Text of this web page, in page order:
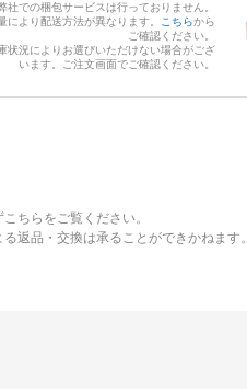
社での梱包サービスは行っておりません。
により配送方法が異なります。
こちらから
ご確認ください。
状況によりお選びいただけない場合がござ
います。ご注文画面でご確認ください。
ちらをご覧ください。
返品・交換は承ることができかねます。